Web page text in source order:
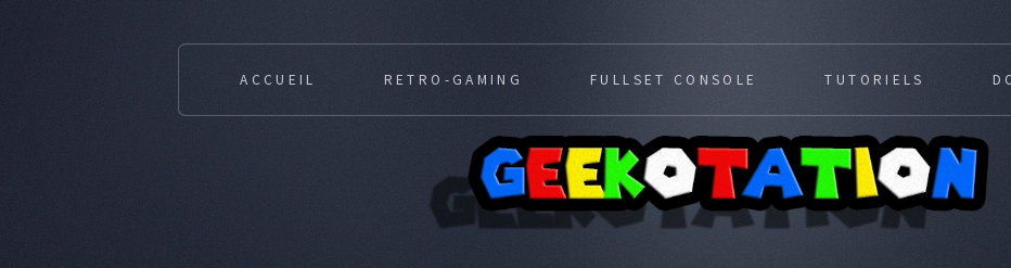
ACCUEIL RETRO-GAMING FULLSET CONSOLE TUTORIELS